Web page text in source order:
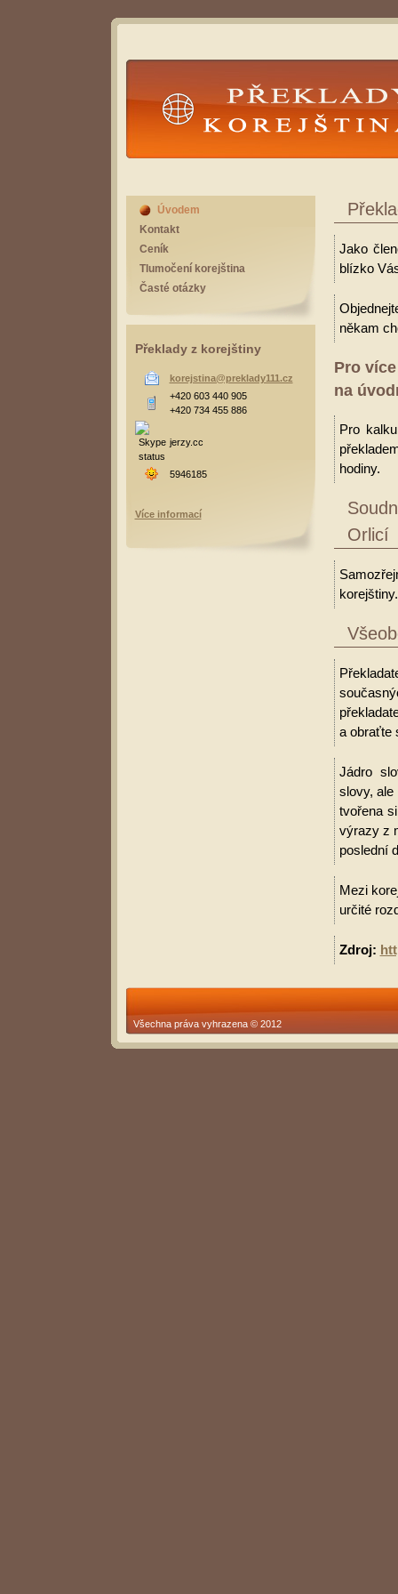
Překlady Korejština
Jako
blízko
někam
Pro
na
Pro
hodiny.
Orlicí
korejštiny.
a obraťte
Jádro
slovy, ale
tvořena
výrazy z
poslední
Mezi
určité
Zdroj:
Úvodem
Kontakt
Ceník
Tlumočení korejština
Časté otázky
Překlady z korejštiny
korejstina@preklady111.cz
+420 603 440 905
+420 734 455 886
jerzy.cc
5946185
Více informací
Všechna práva vyhrazena © 2012